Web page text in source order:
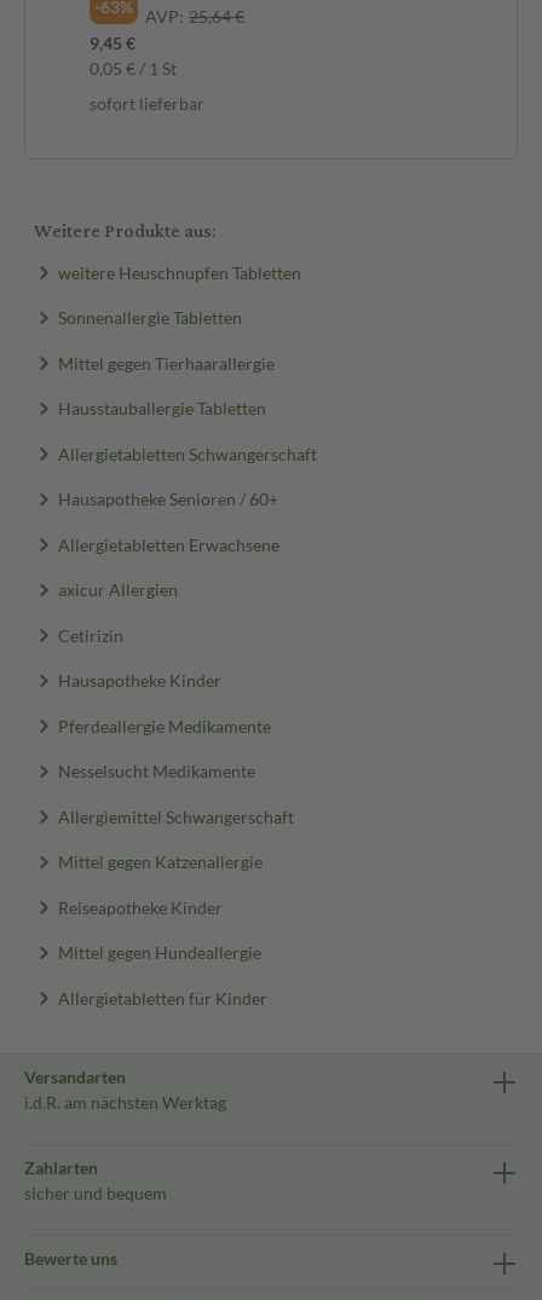
-63% AVP: 25,64 €
9,45 €
0,05 € / 1 St
sofort lieferbar
Weitere Produkte aus:
weitere Heuschnupfen Tabletten
Sonnenallergie Tabletten
Mittel gegen Tierhaarallergie
Hausstauballergie Tabletten
Allergietabletten Schwangerschaft
Hausapotheke Senioren / 60+
Allergietabletten Erwachsene
axicur Allergien
Cetirizin
Hausapotheke Kinder
Pferdeallergie Medikamente
Nesselsucht Medikamente
Allergiemittel Schwangerschaft
Mittel gegen Katzenallergie
Reiseapotheke Kinder
Mittel gegen Hundeallergie
Allergietabletten für Kinder
Versandarten
i.d.R. am nächsten Werktag
Zahlarten
sicher und bequem
Bewerte uns